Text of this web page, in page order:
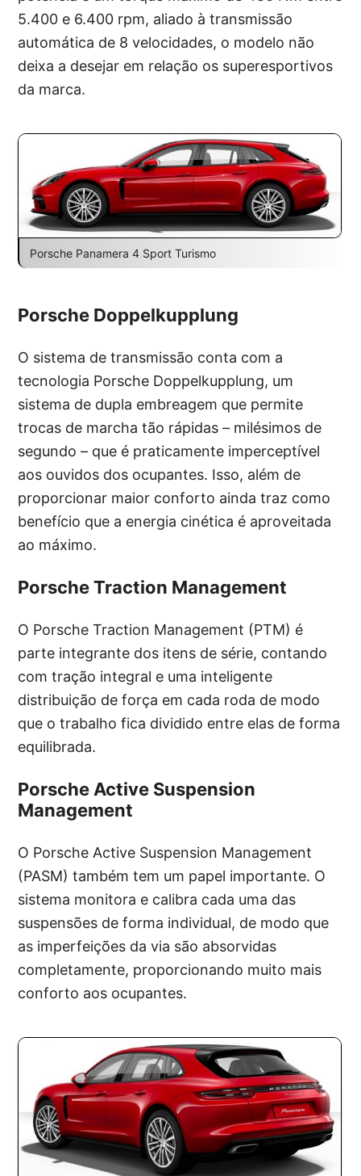
5.400 e 6.400 rpm, aliado à transmissão
automática de 8 velocidades, o modelo não
deixa a desejar em relação os superesportivos
da marca.
Porsche Panamera 4 Sport Turismo
Porsche Doppelkupplung
O sistema de transmissão conta com a
tecnologia Porsche Doppelkupplung, um
sistema de dupla embreagem que permite
trocas de marcha tão rápidas – milésimos de
segundo – que é praticamente imperceptível
aos ouvidos dos ocupantes. Isso, além de
proporcionar maior conforto ainda traz como
benefício que a energia cinética é aproveitada
ao máximo.
Porsche Traction Management
O Porsche Traction Management (PTM) é
parte integrante dos itens de série, contando
com tração integral e uma inteligente
distribuição de força em cada roda de modo
que o trabalho fica dividido entre elas de forma
equilibrada.
Porsche Active Suspension
Management
O Porsche Active Suspension Management
(PASM) também tem um papel importante. O
sistema monitora e calibra cada uma das
suspensões de forma individual, de modo que
as imperfeições da via são absorvidas
completamente, proporcionando muito mais
conforto aos ocupantes.